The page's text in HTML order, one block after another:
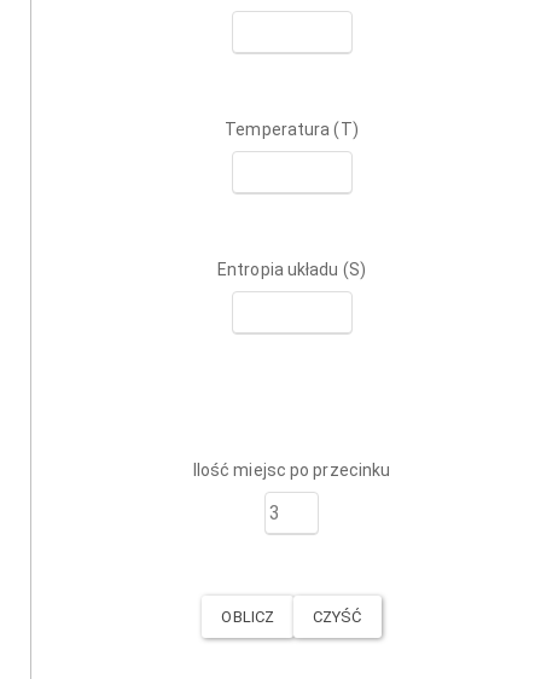
Temperatura (T)
Entropia układu (S)
Ilość miejsc po przecinku